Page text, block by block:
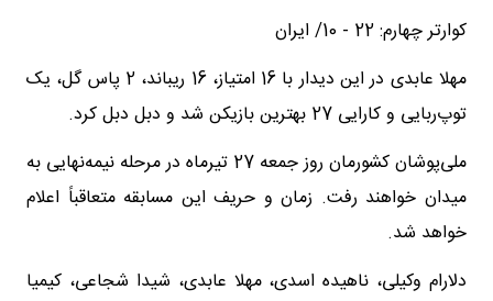
کوارتر چهارم: 22 - 10/ ایران
مهلا عابدی در این دیدار با 16 امتیاز، 16 ریباند، 2 پاس گل، یک
توپ‌ربایی و کارایی 27 بهترین بازیکن شد و دبل دبل کرد.
ملی‌پوشان کشورمان روز جمعه 27 تیرماه در مرحله نیمه‌نهایی به
میدان خواهند رفت. زمان و حریف این مسابقه متعاقباً اعلام
خواهد شد.
دلارام وکیلی، ناهیده اسدی، مهلا عابدی، شیدا شجاعی، کیمیا